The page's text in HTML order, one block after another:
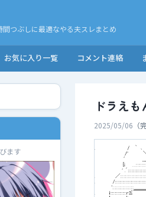
間つぶしに最適なやる夫スレまとめ
お気に入り一覧 コメント連絡
ます
ドラえ
2025/05/06